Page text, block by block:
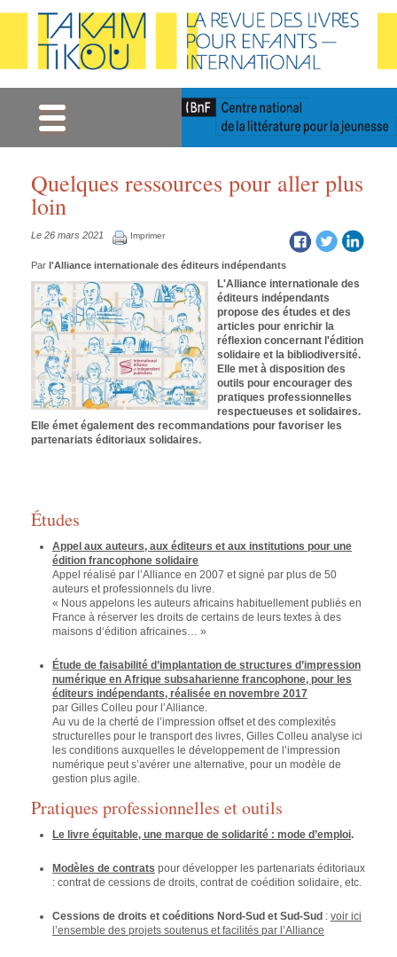
Quelques ressources pour aller plus
loin
Le 26 mars 2021 Imprimer
Par l'Alliance internationale des éditeurs indépendants
L'Alliance internationale des
éditeurs indépendants
propose des études et des
articles pour enrichir la
réflexion concernant l'édition
solidaire et la bibliodiversité.
Elle met à disposition des
outils pour encourager des
pratiques professionnelles
respectueuses et solidaires.
Elle émet également des recommandations pour favoriser les
partenariats éditoriaux solidaires.
Études
Appel aux auteurs, aux éditeurs et aux institutions pour une
édition francophone solidaire
Appel réalisé par l’Alliance en 2007 et signé par plus de 50
auteurs et professionnels du livre.
« Nous appelons les auteurs africains habituellement publiés en
France à réserver les droits de certains de leurs textes à des
maisons d‘édition africaines… »
Étude de faisabilité d’implantation de structures d’impression
numérique en Afrique subsaharienne francophone, pour les
éditeurs indépendants, réalisée en novembre 2017
par Gilles Colleu pour l’Alliance.
Au vu de la cherté de l’impression offset et des complexités
structurelles pour le transport des livres, Gilles Colleu analyse ici
les conditions auxquelles le développement de l’impression
numérique peut s’avérer une alternative, pour un modèle de
gestion plus agile.
Pratiques professionnelles et outils
Le livre équitable, une marque de solidarité : mode d’emploi.
Modèles de contrats pour développer les partenariats éditoriaux
: contrat de cessions de droits, contrat de coédition solidaire, etc.
Cessions de droits et coéditions Nord-Sud et Sud-Sud : voir ici
l’ensemble des projets soutenus et facilités par l’Alliance